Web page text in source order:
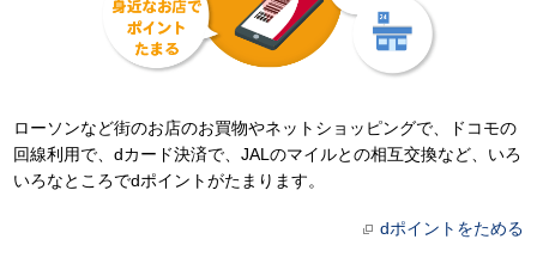
ローソンなど街のお店のお買物やネットショッピングで、ドコモの
回線利用で、dカード決済で、JALのマイルとの相互交換など、いろ
いろなところでdポイントがたまります。
dポイントをためる